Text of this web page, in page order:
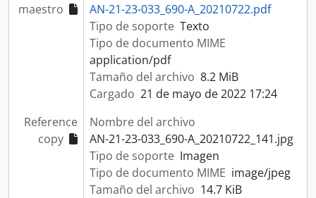
maestro
AN-21-23-033_690-A_20210722.pdf
Tipo de soporte Texto
Tipo de documento MIME
application/pdf
Tamaño del archivo 8.2 MiB
Cargado 21 de mayo de 2022 17:24
Reference
copy
Nombre del archivo
AN-21-23-033_690-A_20210722_141.jpg
Tipo de soporte Imagen
Tipo de documento MIME image/jpeg
Tamaño del archivo 14.7 KiB